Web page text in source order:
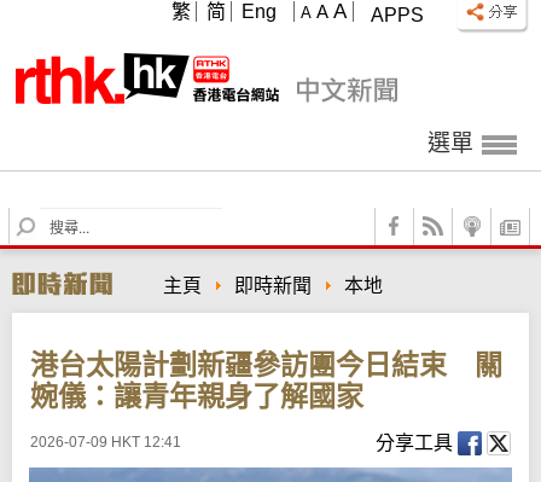
APPS
A A A
繁 简 Eng
選單
S
e
r
c
主頁 即時新聞 本地
港台太陽計劃新疆參訪團今日結束 關
婉儀：讓青年親身了解國家
2026-07-09 HKT 12:41 分享工具